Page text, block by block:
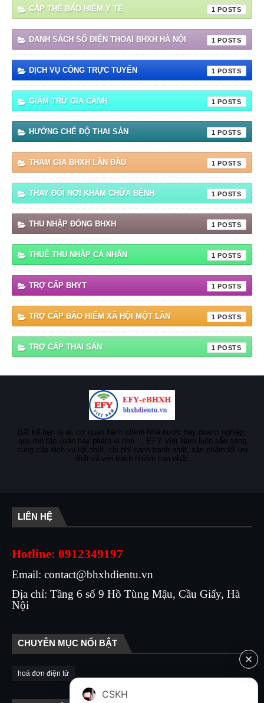
CẤP THẺ BẢO HIỂM Y TẾ 1
DANH SÁCH SỐ ĐIỆN THOẠI BHXH HÀ NỘI 1
DỊCH VỤ CÔNG TRỰC TUYẾN 1
GIẢM TRỪ GIA CẢNH 1
HƯỞNG CHẾ ĐỘ THAI SẢN 1
THAM GIA BHXH LẦN ĐẦU 1
THAY ĐỔI NƠI KHÁM CHỮA BỆNH 1
THU NHẬP ĐÓNG BHXH 1
THUẾ THU NHẬP CÁ NHÂN 1
TRỢ CẤP BHYT 1
TRỢ CẤP BẢO HIỂM XÃ HỘI MỘT LẦN 1
TRỢ CẤP THAI SẢN 1
Bất kể bạn là ai, cơ quan hành chính Nhà nước hay doanh nghiệp,
quy mô tập đoàn hay phạm vi nhỏ…, EFY Việt Nam luôn sẵn sàng
cung cấp dịch vụ tốt nhất, chi phí cạnh tranh nhất, sản phẩm tối ưu
nhất và với trách nhiệm cao nhất.
LIÊN HỆ
Hotline: 0912349197
Email: contact@bhxhdientu.vn
Địa chỉ: Tầng 6 số 9 Hồ Tùng Mậu, Cầu Giấy, Hà
Nội
CHUYÊN MỤC NỔI BẬT
hoá đơn điện tử
CSKH